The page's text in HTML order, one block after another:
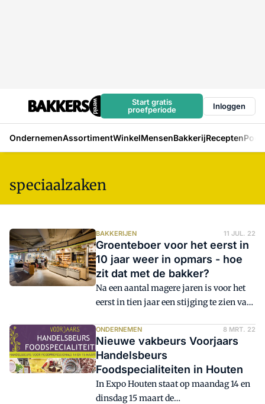
Start gratis
proefperiode
Inloggen
OndernemenAssortimentWinkelMensenBakkerijRecepten
speciaalzaken
BAKKERIJEN 11 JUL. 22
Groenteboer voor het eerst in
10 jaar weer in opmars - hoe
zit dat met de bakker?
Na een aantal magere jaren is voor het
eerst in tien jaar een stijging te zien van
Het zegt iets over de wens van de
consument zich weer vaker tot
speciaalzaken te wenden. Vooral het
aantal winkels dat etenswaren verkoopt
steeg.
ONDERNEMEN 8 MRT. 22
Nieuwe vakbeurs Voorjaars
Handelsbeurs
Foodspecialiteiten in Houten
In Expo Houten staat op maandag 14 en
dinsdag 15 maart de